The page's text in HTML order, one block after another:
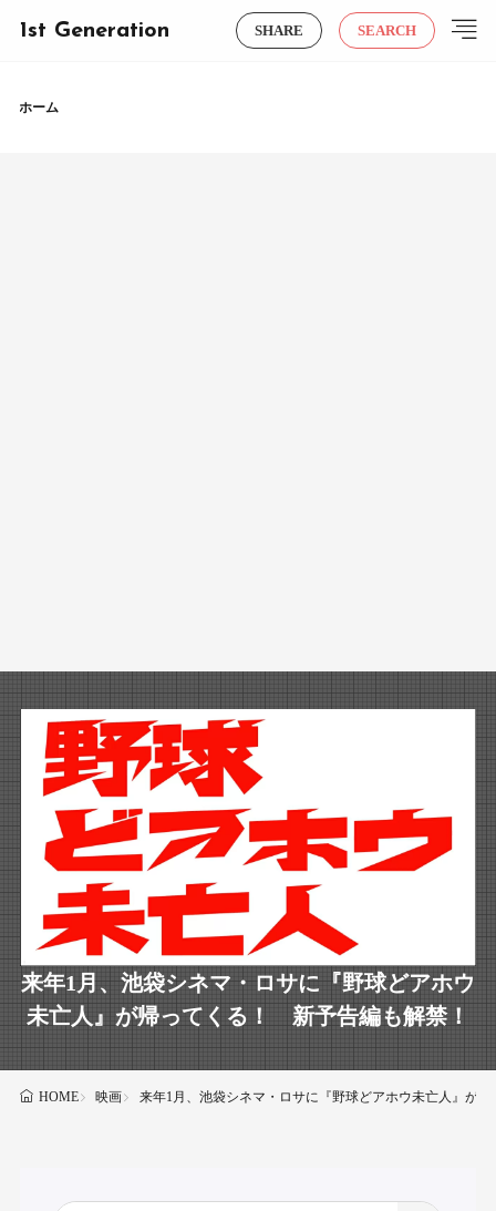
1st Generation SHARE SEARCH
ホーム
来年1月、池袋シネマ・ロサに『野球どアホウ
未亡人』が帰ってくる！ 新予告編も解禁！
HOME 映画 来年1月、池袋シネマ・ロサに『野球どアホウ未亡人』が